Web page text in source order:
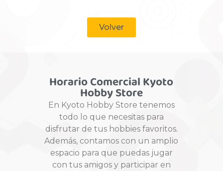
Volver
Horario Comercial Kyoto
Hobby Store
En Kyoto Hobby Store tenemos
todo lo que necesitas para
disfrutar de tus hobbies favoritos.
Además, contamos con un amplio
espacio para que puedas jugar
con tus amigos y participar en